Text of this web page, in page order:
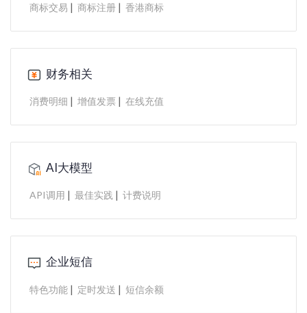
商标交易 | 商标注册 | 香港商标
财务相关
消费明细 | 增值发票 | 在线充值
AI大模型
API调用 | 最佳实践 | 计费说明
企业短信
特色功能 | 定时发送 | 短信余额